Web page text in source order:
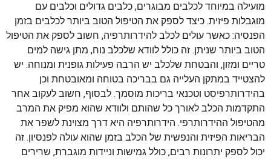
מועילה במיוחד לכלבים מבוגרים, כלבים גדולים וכלבים עם
מוגבלות פיזית. כיצד לספק את הטיפול הטוב ביותר לכלבים בזמן
הפנסיה: כאשר עולים לכלב להידרותרפיה, חשוב לספק את הטיפול
הטוב ביותר שניתן. זה כולל לוודא שלכלב נוח, מתן גישה למים
טריים ומזון, והבטחת שלכלב יש הרבה פעילות גופנית ומנוחה. יש
להצטייד במתקן העלייה גם בבריכה בטוחה ומאובטחת וכן
בהידרותרפיסט וטכנאי בריכות מוסמך. לבסוף, חשוב לעקוב אחר
התקדמות הכלב לאורך כל שהותם ולוודא שהוא מפיק את המרב
מהטיפול ההידרותרפי. הידרותרפיה היא דרך מצוינת לשפר את
הבריאות הפיזית והנפשית של הכלב בזמן שהוא עולה לפנסיון. זה
יכול לספק יתרונות רבים, כולל גמישות וניידות מוגברת, שרירים